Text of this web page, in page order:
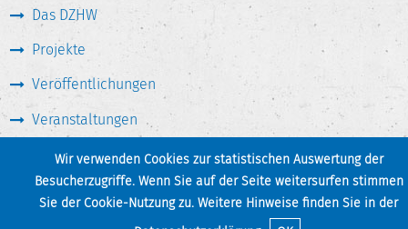
Wir verwenden Cookies zur statistischen Auswertung der
Besucherzugriffe. Wenn Sie auf der Seite weitersurfen stimmen
Sie der Cookie-Nutzung zu. Weitere Hinweise finden Sie in der
Das DZHW
Projekte
Veröffentlichungen
Veranstaltungen
Medien & Service
Zum Seitenanfang